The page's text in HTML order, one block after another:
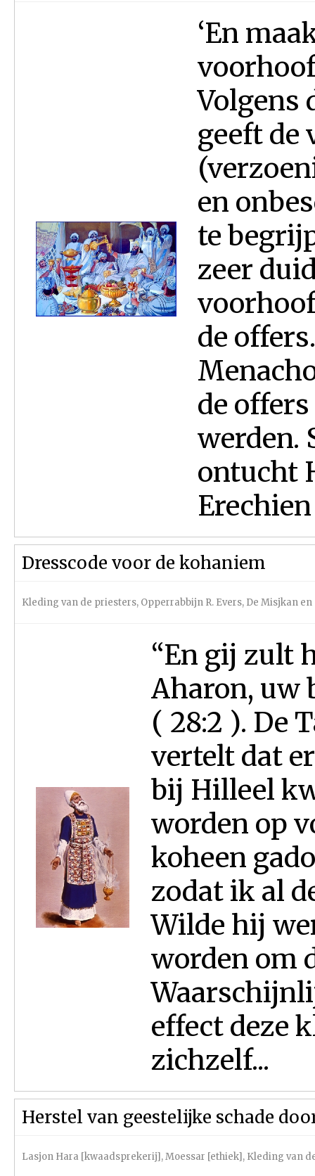
‘En
Volgens
geeft de
en
te
zeer
de
de
werden.
ontucht
Erechien
Dresscode voor de kohaniem
Kleding van de priesters, Opperrabbijn R. Evers, De Misjkan
“En gij zult
Aharon, uw
( 28:2 ). De
vertelt dat
bij Hilleel
worden op
koheen
zodat ik al
Wilde hij
worden om
effect deze
zichzelf...
Herstel van geestelijke schade
Lasjon Hara [kwaadsprekerij],Moessar [ethiek], Kleding van